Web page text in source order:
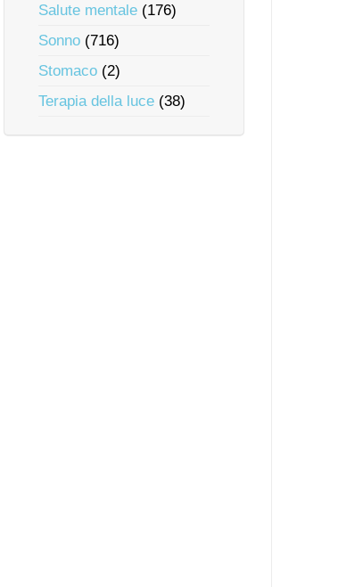
Salute mentale (176)
Sonno (716)
Stomaco (2)
Terapia della luce (38)